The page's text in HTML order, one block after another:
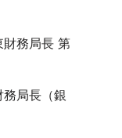
務局長 第
局長（銀